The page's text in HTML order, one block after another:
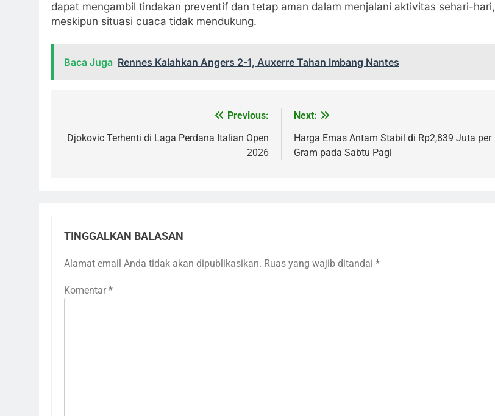
dapat mengambil tindakan preventif dan tetap aman dalam menjalani aktivitas sehari-hari,
meskipun situasi cuaca tidak mendukung.
Baca Juga Rennes Kalahkan Angers 2-1, Auxerre Tahan Imbang Nantes
pos
Previous:
Djokovic Terhenti di Laga Perdana Italian Open
2026
Next:
Harga Emas Antam Stabil di Rp2,839 Juta per
Gram pada Sabtu Pagi
TINGGALKAN BALASAN
Alamat email Anda tidak akan dipublikasikan. Ruas yang wajib ditandai *
Komentar *